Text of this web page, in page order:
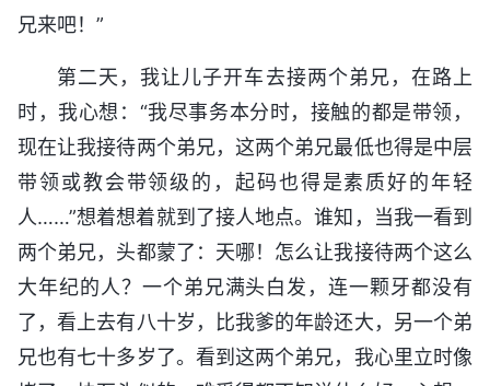
兄来吧！”
第二天，我让儿子开车去接两个弟兄，在路上
时，我心想：“我尽事务本分时，接触的都是带领，
现在让我接待两个弟兄，这两个弟兄最低也得是中层
带领或教会带领级的，起码也得是素质好的年轻
人……”想着想着就到了接人地点。谁知，当我一看到
两个弟兄，头都蒙了：天哪！怎么让我接待两个这么
大年纪的人？一个弟兄满头白发，连一颗牙都没有
了，看上去有八十岁，比我爹的年龄还大，另一个弟
兄也有七十多岁了。看到这两个弟兄，我心里立时像